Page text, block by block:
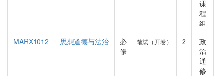
课
程
组
MARX1012
思想道德与法治
必
修
笔试（开卷） 2
政
治
通
修